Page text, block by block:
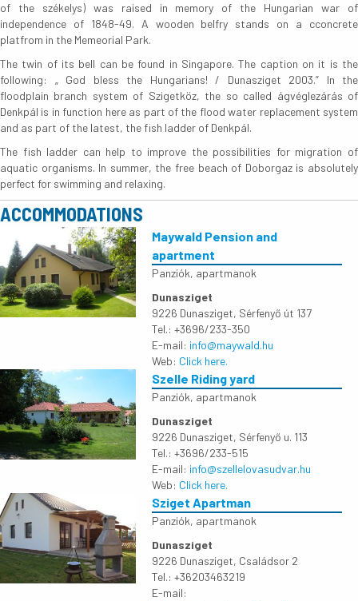
of the székelys) was raised in memory of the Hungarian war of
independence of 1848-49. A wooden belfry stands on a cconcrete
platfrom in the Memeorial Park.
The twin of its bell can be found in Singapore. The caption on it is the
following: „ God bless the Hungarians! / Dunasziget 2003.” In the
floodplain branch system of Szigetköz, the so called ágvéglezárás of
Denkpál is in function here as part of the flood water replacement system
and as part of the latest, the fish ladder of Denkpál.
The fish ladder can help to improve the possibilities for migration of
aquatic organisms. In summer, the free beach of Doborgaz is absolutely
perfect for swimming and relaxing.
ACCOMMODATIONS
Maywald Pension and
apartment
Panziók, apartmanok
Dunasziget
9226 Dunasziget, Sérfenyő út 137
Tel.: +3696/233-350
E-mail: info@maywald.hu
Web: Click here.
Szelle Riding yard
Panziók, apartmanok
Dunasziget
9226 Dunasziget, Sérfenyő u. 113
Tel.: +3696/233-515
E-mail: info@szellelovasudvar.hu
Web: Click here.
Sziget Apartman
Panziók, apartmanok
Dunasziget
9226 Dunasziget, Családsor 2
Tel.: +36203463219
E-mail: